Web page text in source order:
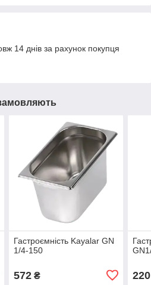
14 днів за рахунок покупця
Гастроємність Kayalar GN
1/4-150
572₴ 220